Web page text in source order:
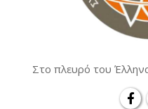
Στο πλευρό του